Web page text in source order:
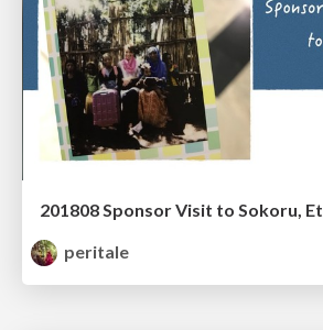
201808 Sponsor Visit to Sokoru,
peritale